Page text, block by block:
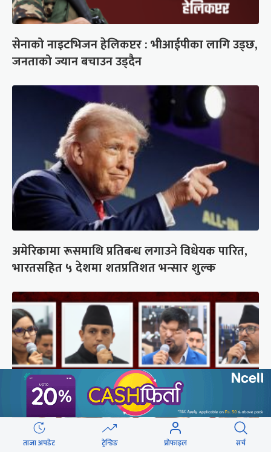
सेनाको नाइटभिजन हेलिकप्टर : भीआईपीका लागि उड्छ,
जनताको ज्यान बचाउन उड्दैन
अमेरिकामा रूसमाथि प्रतिबन्ध लगाउने विधेयक पारित,
भारतसहित ५ देशमा शतप्रतिशत भन्सार शुल्क
ताजा अपडेट ट्रेन्डिङ प्रोफाइल सर्च